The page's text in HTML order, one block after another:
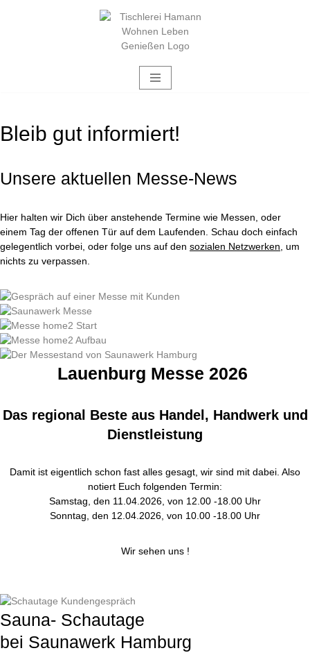
Bleib gut informiert!
Unsere aktuellen Messe-News
Hier halten wir Dich über anstehende Termine wie Messen, oder
einem Tag der offenen Tür auf dem Laufenden. Schau doch einfach
gelegentlich vorbei, oder folge uns auf den sozialen Netzwerken , um
nichts zu verpassen
Lauenburg Messe 2026
Das regional Beste aus Handel, Handwerk und
Dienstleistung
Damit ist eigentlich schon fast alles gesagt, wir sind mit dabei. Also
notiert Euch folgenden Termin:
Samstag, den 11.04.2026, von 12.00 -18.00 Uhr
Sonntag, den 12.04.2026, von 10.00 -18.00 Uhr
Wir sehen uns !
Sauna- Schautage
bei Saunawerk Hamburg